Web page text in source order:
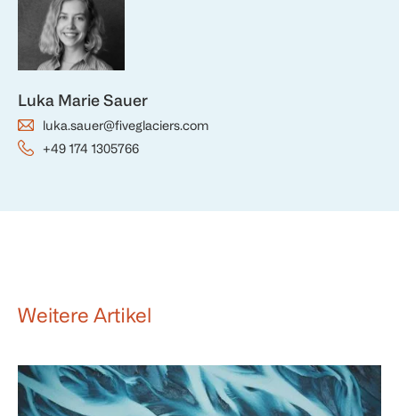
Luka Marie Sauer
luka.sauer@fiveglaciers.com
+49 174 1305766
Weitere Artikel